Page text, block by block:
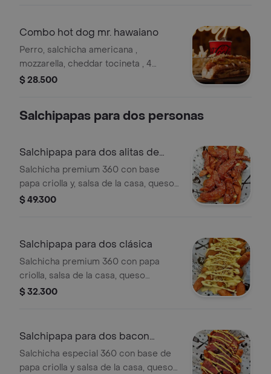
Combo hot dog mr. hawaiano
Perro, salchicha americana ,
mozzarella, cheddar tocineta , 4
rodajas de piña a la parrilla, papa chip,
$ 28.500
Salchipapas para dos personas
Salchipapa para dos alitas de
pollo
Salchicha premium 360 con base
papa criolla y, salsa de la casa, queso
mozarella fundido y 8 piezas de alitas
$ 49.300
Salchipapa para dos clásica
Salchicha premium 360 con papa
criolla, salsa de la casa, queso
mozzarella fundido y papa ripio. Ideal
$ 32.300
Salchipapa para dos bacon
cheese
Salchicha especial 360 con base de
papa criolla y salsa de la casa, queso